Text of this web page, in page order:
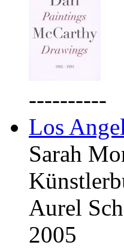
----------
Los
Sarah
Aurel
2005